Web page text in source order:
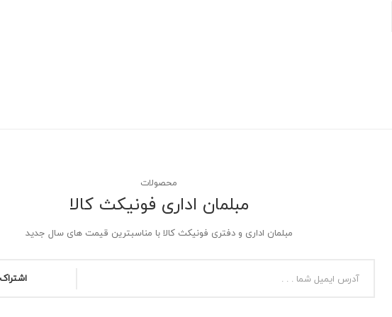
محصولات
مبلمان اداری فونیکث کالا
مبلمان اداری و دفتری فونیکث کالا با مناسبترین قیمت های سال جدید